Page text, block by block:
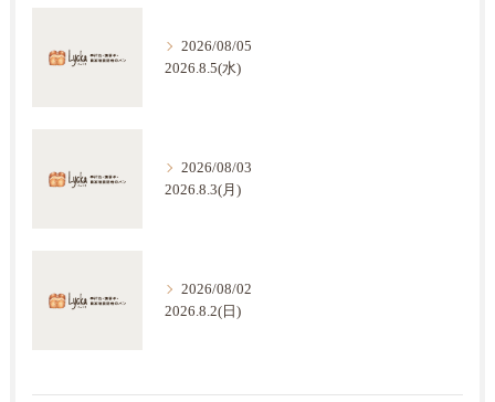
2026/08/05
2026.8.5(水)
2026/08/03
2026.8.3(月)
2026/08/02
2026.8.2(日)